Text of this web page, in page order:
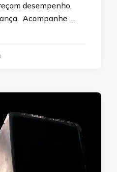
desempenho,
Acompanhe …